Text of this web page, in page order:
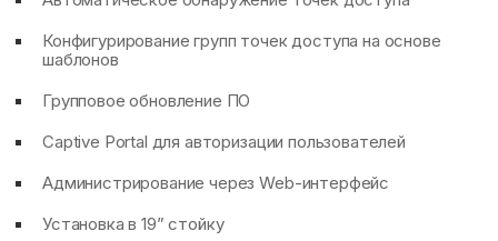
Конфигурирование групп точек доступа на основе
шаблонов
Групповое обновление ПО
Captive Portal для авторизации пользователей
Администрирование через Web-интерфейс
Установка в 19” стойку